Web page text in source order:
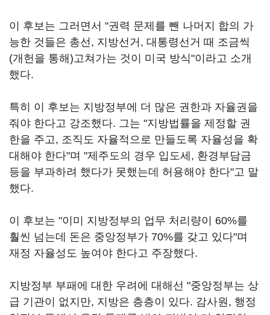
이 후보는 그러면서 "권력 문제를 뺀 나머지 합의 가
능한 것들은 총선, 지방선거, 대통령선거 때 조금씩
(개헌을 통해)고쳐가는 것이 미국 방식"이라고 소개
했다.
특히 이 후보는 지방정부에 더 많은 권한과 자율권을
줘야 한다고 강조했다. 그는 "지방법률을 제정할 권
한을 주고, 조직도 자율적으로 만들도록 자율성을 확
대해야 한다"며 "제주도의 경우 입도세, 환경부담금
등을 부과하려 했다가 못했는데 허용해야 한다"고 말
했다.
이 후보는 "이미 지방정부의 업무 처리량이 60%를
훨씬 넘는데 돈은 중앙정부가 70%를 갖고 있다"며
재정 자율성도 높여야 한다고 주장했다.
지방정부 부패에 대한 우려에 대해선 "중앙정부는 상
급 기관이 없지만, 지방은 층층이 있다. 감사원, 행정